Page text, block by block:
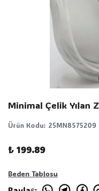
Minimal Çelik Yılan
Ürün Kodu: 25MN8575209
₺ 199.89
Beden Tablosu